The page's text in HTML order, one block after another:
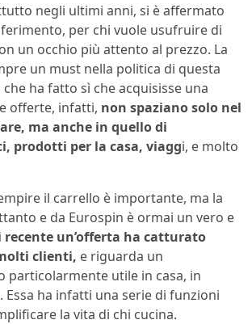
negli ultimi anni, si è affermato
per chi vuole usufruire di
un occhio più attento al prezzo. La
un must nella politica di questa
che ha fatto sì che acquisisse una
offerte, infatti, non spaziano solo nel
ma anche in quello di
prodotti per la casa, viaggi, e molto
il carrello è importante, ma la
e da Eurospin è ormai un vero e
recente un’offerta ha catturato
clienti, e riguarda un
particolarmente utile in casa, in
ha infatti una serie di funzioni
la vita di chi cucina.